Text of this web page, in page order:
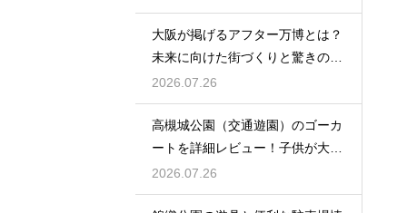
大阪が掲げるアフター万博とは？
未来に向けた街づくりと驚きの波
及効果
2026.07.26
高槻城公園（交通遊園）のゴーカ
ートを詳細レビュー！子供が大喜
び
2026.07.26